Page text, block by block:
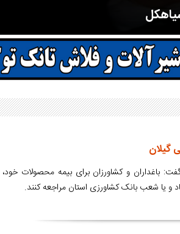
از سال ۱۳۲۷ شروع به تدریس در مدارس سیاهکل کرد و در ۳۱ سال خدمت خود، علاوه بر تدریس در کلاس اول، معلم نهضت
گیلان
باغداران و کشاورزان برای بیمه محصولات خود،
و یا شعب بانک کشاورزی استان مراجعه کنند.